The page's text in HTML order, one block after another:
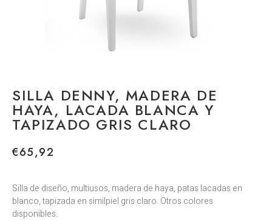
SILLA DENNY, MADERA DE
HAYA, LACADA BLANCA Y
TAPIZADO GRIS CLARO
€65,92
Silla de diseño, multiusos, madera de haya, patas lacadas en
blanco, tapizada en similpiel gris claro. Otros colores
disponibles.